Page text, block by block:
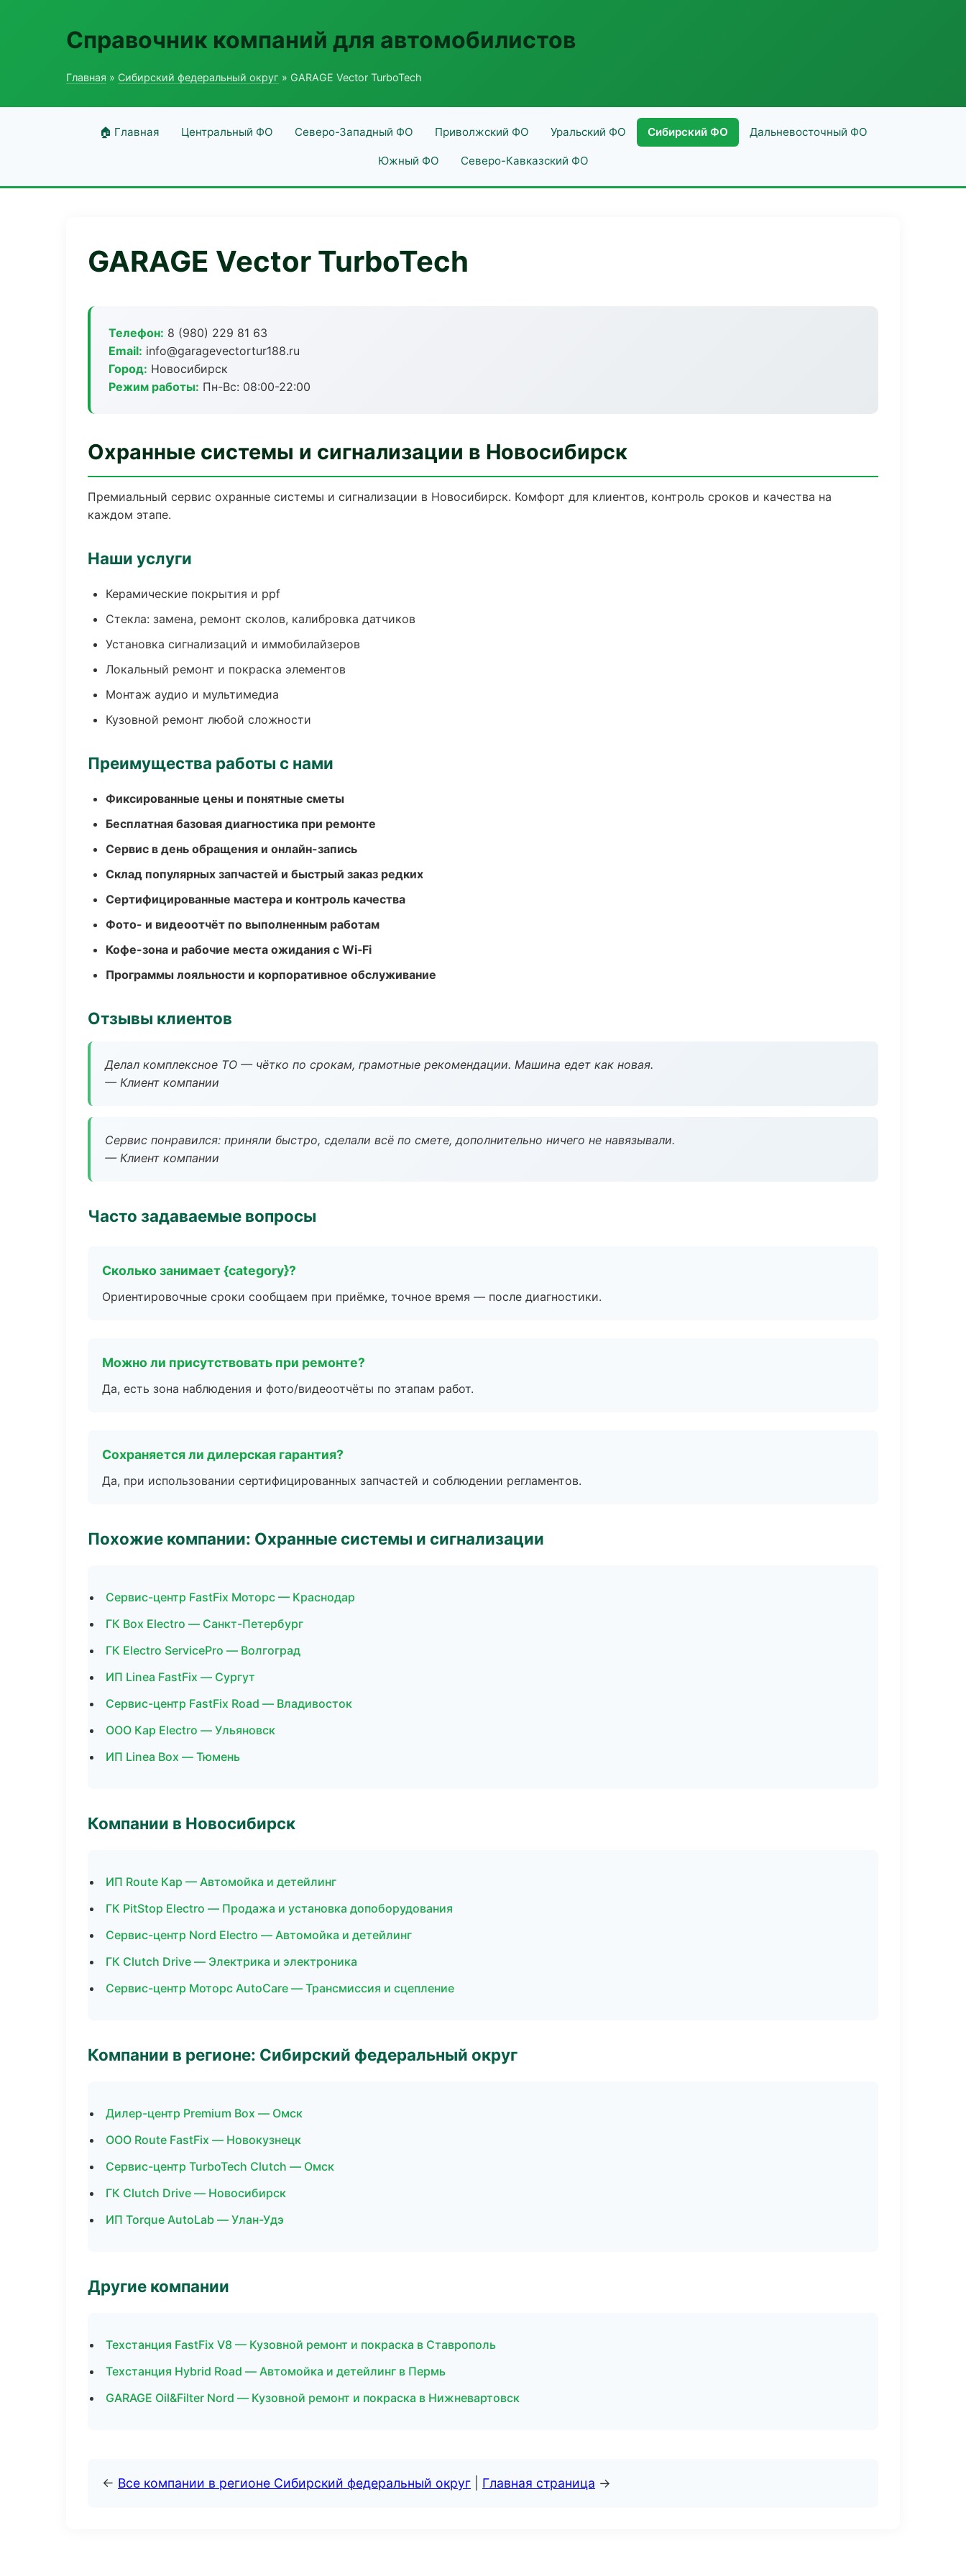
Справочник компаний для автомобилистов
Главная » Сибирский федеральный округ » GARAGE Vector TurboTech
🏠 Главная Центральный ФО Северо-Западный ФО Приволжский ФО Уральский ФО Сибирский ФО Дальневосточный ФО
Южный ФО Северо-Кавказский ФО
GARAGE Vector TurboTech
Телефон: 8 (980) 229 81 63
Email: info@garagevectortur188.ru
Город: Новосибирск
Режим работы: Пн-Вс: 08:00-22:00
Охранные системы и сигнализации в Новосибирск
Премиальный сервис охранные системы и сигнализации в Новосибирск. Комфорт для клиентов, контроль сроков и качества на
каждом этапе.
Наши услуги
Керамические покрытия и ppf
Стекла: замена, ремонт сколов, калибровка датчиков
Установка сигнализаций и иммобилайзеров
Локальный ремонт и покраска элементов
Монтаж аудио и мультимедиа
Кузовной ремонт любой сложности
Преимущества работы с нами
Фиксированные цены и понятные сметы
Бесплатная базовая диагностика при ремонте
Сервис в день обращения и онлайн-запись
Склад популярных запчастей и быстрый заказ редких
Сертифицированные мастера и контроль качества
Фото- и видеоотчёт по выполненным работам
Кофе-зона и рабочие места ожидания с Wi‑Fi
Программы лояльности и корпоративное обслуживание
Отзывы клиентов
Делал комплексное ТО — чётко по срокам, грамотные рекомендации. Машина едет как новая.
— Клиент компании
Сервис понравился: приняли быстро, сделали всё по смете, дополнительно ничего не навязывали.
— Клиент компании
Часто задаваемые вопросы
Сколько занимает {category}?
Ориентировочные сроки сообщаем при приёмке, точное время — после диагностики.
Можно ли присутствовать при ремонте?
Да, есть зона наблюдения и фото/видеоотчёты по этапам работ.
Сохраняется ли дилерская гарантия?
Да, при использовании сертифицированных запчастей и соблюдении регламентов.
Похожие компании: Охранные системы и сигнализации
Сервис-центр FastFix Моторс — Краснодар
ГК Box Electro — Санкт-Петербург
ГК Electro ServicePro — Волгоград
ИП Linea FastFix — Сургут
Сервис-центр FastFix Road — Владивосток
ООО Кар Electro — Ульяновск
ИП Linea Box — Тюмень
Компании в Новосибирск
ИП Route Кар — Автомойка и детейлинг
ГК PitStop Electro — Продажа и установка допоборудования
Сервис-центр Nord Electro — Автомойка и детейлинг
ГК Clutch Drive — Электрика и электроника
Сервис-центр Моторс AutoCare — Трансмиссия и сцепление
Компании в регионе: Сибирский федеральный округ
Дилер-центр Premium Box — Омск
ООО Route FastFix — Новокузнецк
Сервис-центр TurboTech Clutch — Омск
ГК Clutch Drive — Новосибирск
ИП Torque AutoLab — Улан-Удэ
Другие компании
Техстанция FastFix V8 — Кузовной ремонт и покраска в Ставрополь
Техстанция Hybrid Road — Автомойка и детейлинг в Пермь
GARAGE Oil&Filter Nord — Кузовной ремонт и покраска в Нижневартовск
← Все компании в регионе Сибирский федеральный округ Главная страница →